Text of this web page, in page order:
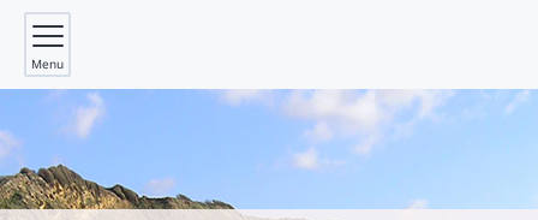
Menu